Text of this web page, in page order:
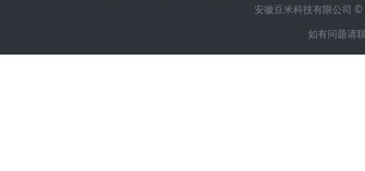
安徽豆米科技有限公司
如有问题请